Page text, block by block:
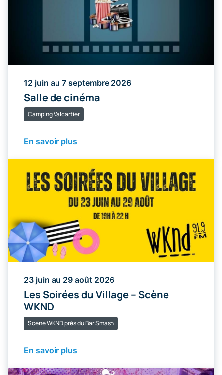
12 juin au 7 septembre 2026
Salle de cinéma
Camping Valcartier
En savoir plus
23 juin au 29 août 2026
Les Soirées du Village – Scène
WKND
Scène WKND près du Bar Smash
En savoir plus